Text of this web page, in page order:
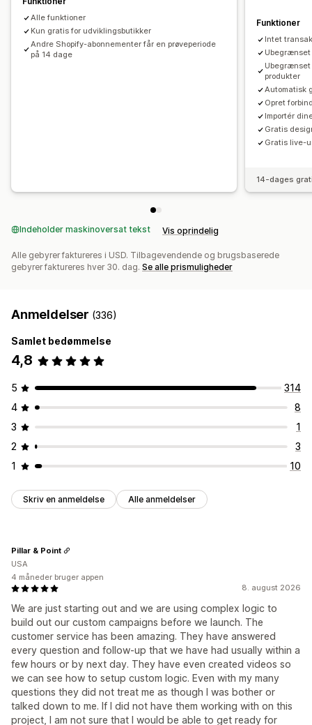
Opdateringer i realtid
Alle funktioner
Kun gratis for udviklingsbutikker
Andre Shopify-abonnementer får en prøveperiode
på 14 dage
Funktioner
Intet
Ubegrænset
produkter
Automatisk
Opret
Importér
Gratis
Gratis live-
14-dages
Indeholder maskinoversat tekst Vis oprindelig
Alle gebyrer faktureres i USD. Tilbagevendende og brugsbaserede
gebyrer faktureres hver 30. dag. Se alle prismuligheder
Anmeldelser (336)
Samlet bedømmelse
4,8
5
314
4
8
3
1
2
3
1
10
Skriv en anmeldelse Alle anmeldelser
8. august 2026
We are just starting out and we are using complex logic to
build out our custom campaigns before we launch. The
customer service has been amazing. They have answered
every question and follow-up that we have had usually within a
few hours or by next day. They have even created videos so
we can see how to setup custom logic. Even with my many
questions they did not treat me as though I was bother or
talked down to me. If I did not have them working with on this
project, I am not sure that I would be able to get ready for
Pillar & Point
USA
4 måneder bruger appen